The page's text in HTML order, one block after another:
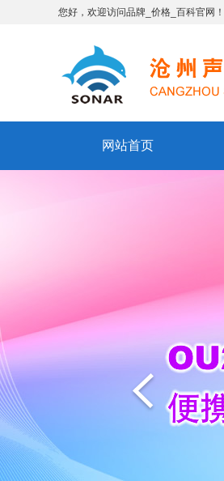
您好，欢迎访问品牌_价格_百科官网！
网站首页